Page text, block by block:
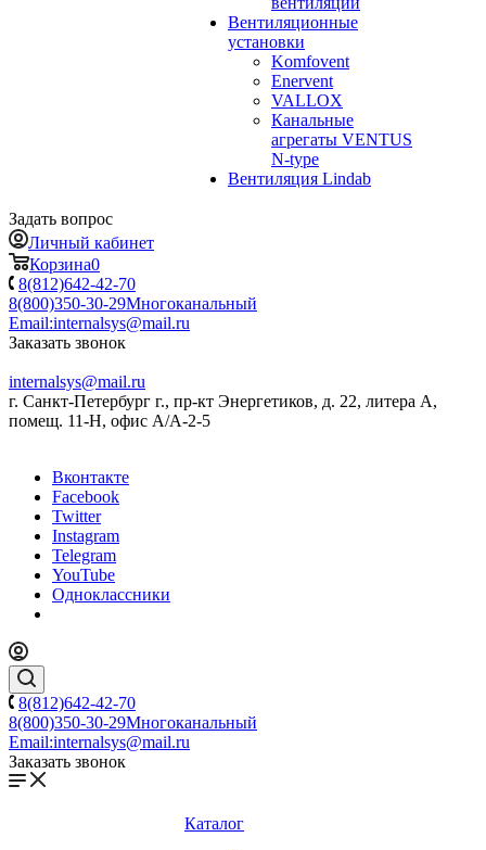
Вентиляционные
установки
Komfovent
Enervent
VALLOX
Канальные
агрегаты VENTUS
N-type
Вентиляция Lindab
Задать вопрос
Личный кабинет
Корзина0
8(812)642-42-70
8(800)350-30-29Многоканальный
Email:internalsys@mail.ru
Заказать звонок
internalsys@mail.ru
г. Санкт-Петербург г., пр-кт Энергетиков, д. 22, литера А,
помещ. 11-Н, офис А/А-2-5
Вконтакте
Facebook
Twitter
Instagram
Telegram
YouTube
Одноклассники
8(812)642-42-70
8(800)350-30-29Многоканальный
Email:internalsys@mail.ru
Заказать звонок
Каталог